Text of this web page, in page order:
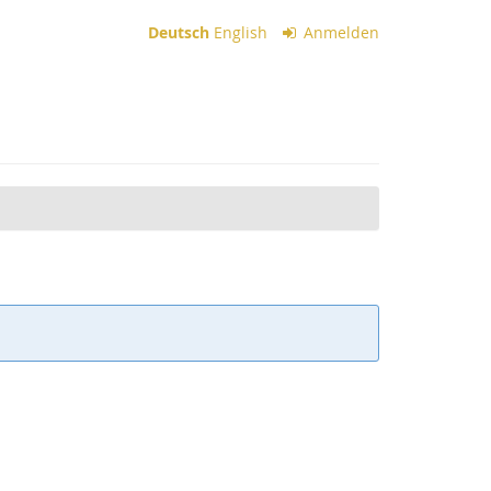
Deutsch English Anmelden